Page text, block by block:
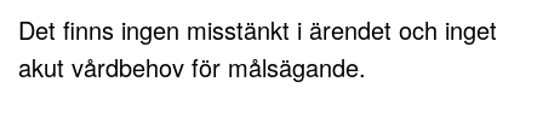
Det finns ingen misstänkt i ärendet och inget
akut vårdbehov för målsägande.